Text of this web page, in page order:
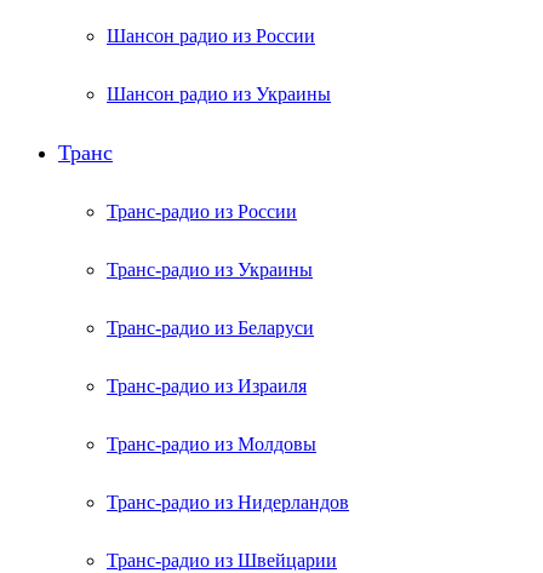
Шансон радио из России
Шансон радио из Украины
Транс
Транс-радио из России
Транс-радио из Украины
Транс-радио из Беларуси
Транс-радио из Израиля
Транс-радио из Молдовы
Транс-радио из Нидерландов
Транс-радио из Швейцарии